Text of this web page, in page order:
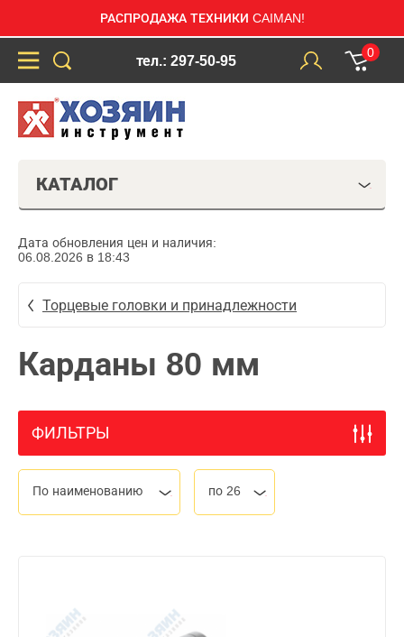
РАСПРОДАЖА ТЕХНИКИ CAIMAN!
тел.: 297-50-95
0
КАТАЛОГ
Дата обновления цен и наличия:
06.08.2026 в 18:43
Торцевые головки и принадлежности
Карданы 80 мм
ФИЛЬТРЫ
По наименованию по 26